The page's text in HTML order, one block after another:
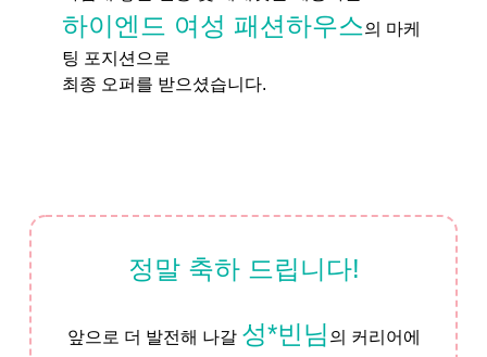
하이엔드 여성 패션하우스의 마케
팅 포지션으로
최종 오퍼를 받으셨습니다.
정말 축하 드립니다!
앞으로 더 발전해 나갈 성*빈님 의 커리어에